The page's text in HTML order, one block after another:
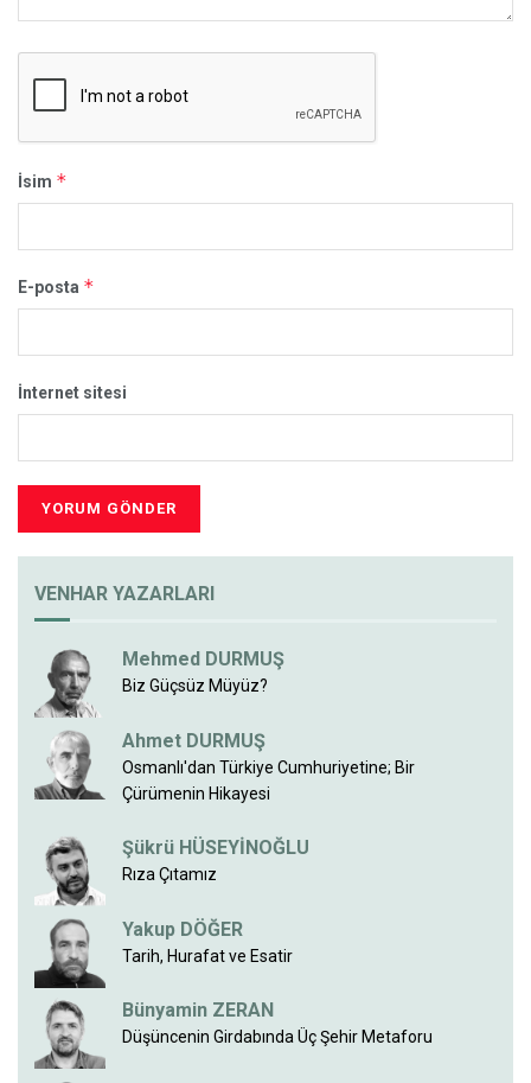
İsim *
E-posta *
İnternet sitesi
VENHAR YAZARLARI
Mehmed DURMUŞ
Biz Güçsüz Müyüz?
Ahmet DURMUŞ
Osmanlı'dan Türkiye Cumhuriyetine; Bir
Çürümenin Hikayesi
Şükrü HÜSEYİNOĞLU
Rıza Çıtamız
Yakup DÖĞER
Tarih, Hurafat ve Esatir
Bünyamin ZERAN
Düşüncenin Girdabında Üç Şehir Metaforu